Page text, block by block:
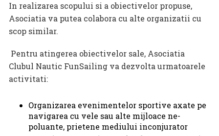
In realizarea scopului si a obiectivelor propuse,
Asociatia va putea colabora cu alte organizatii cu
scop similar.
Pentru atingerea obiectivelor sale, Asociatia
Clubul Nautic FunSailing va dezvolta urmatoarele
activitati:
Organizarea evenimentelor sportive axate pe
navigarea cu vele sau alte mijloace ne-
poluante, prietene mediului inconjurator